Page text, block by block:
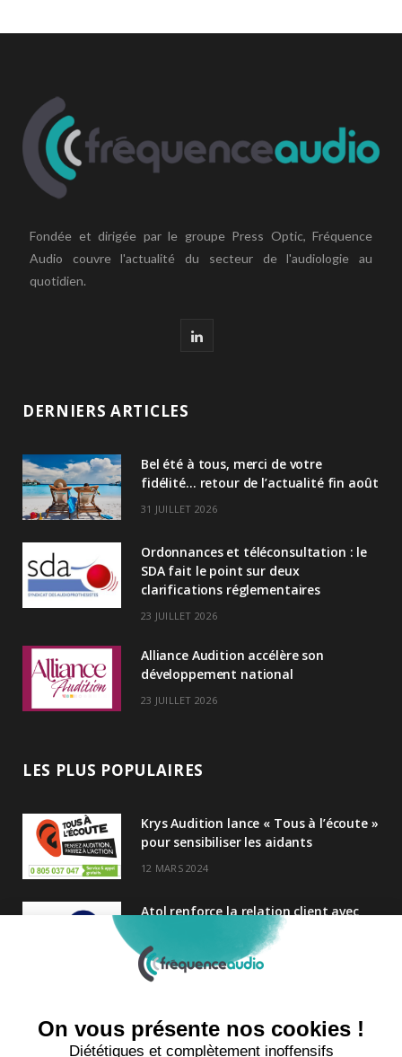
Fondée et dirigée par le groupe Press Optic, Fréquence
Audio couvre l'actualité du secteur de l'audiologie au
quotidien.
L
e
n
DERNIERS ARTICLES
Bel été à tous, merci de votre
fidélité… retour de l’actualité fin août
31 JUILLET 2026
Ordonnances et téléconsultation : le
SDA fait le point sur deux
clarifications réglementaires
23 JUILLET 2026
Alliance Audition accélère son
développement national
23 JUILLET 2026
LES PLUS POPULAIRES
Krys Audition lance « Tous à l’écoute »
pour sensibiliser les aidants
12 MARS 2024
Atol renforce la relation client avec
une nouvelle campagne axée sur la
satisfaction
25 FÉVRIER 2025
Audition Conseil